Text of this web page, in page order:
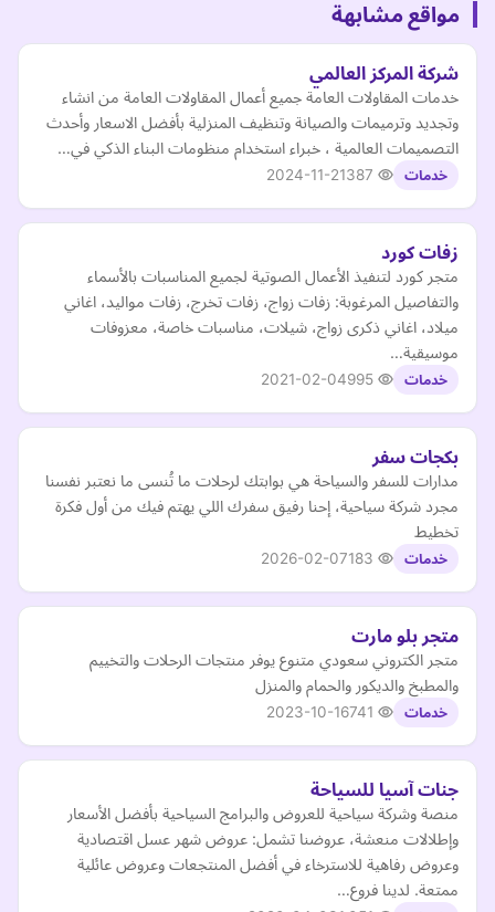
مواقع مشابهة
شركة المركز العالمي
خدمات المقاولات العامة جميع أعمال المقاولات العامة من انشاء
وتجديد وترميمات والصيانة وتنظيف المنزلية بأفضل الاسعار وأحدث
التصميمات العالمية ، خبراء استخدام منظومات البناء الذكي في…
خدمات 2024-11-21
زفات كورد
متجر كورد لتنفيذ الأعمال الصوتية لجميع المناسبات بالأسماء
والتفاصيل المرغوبة: زفات زواج، زفات تخرج، زفات مواليد، اغاني
ميلاد، اغاني ذكرى زواج، شيلات، مناسبات خاصة، معزوفات
موسيقية…
خدمات 2021-02-04
بكجات سفر
مدارات للسفر والسياحة هي بوابتك لرحلات ما تُنسى ما نعتبر نفسنا
مجرد شركة سياحية، إحنا رفيق سفرك اللي يهتم فيك من أول فكرة
تخطيط
خدمات 2026-02-07
متجر بلو مارت
متجر الكتروني سعودي متنوع يوفر منتجات الرحلات والتخييم
والمطبخ والديكور والحمام والمنزل
خدمات 2023-10-16
جنات آسيا للسياحة
منصة وشركة سياحية للعروض والبرامج السياحية بأفضل الأسعار
وإطلالات منعشة، عروضنا تشمل: عروض شهر عسل اقتصادية
وعروض رفاهية للاسترخاء في أفضل المنتجعات وعروض عائلية
ممتعة. لدينا فروع…